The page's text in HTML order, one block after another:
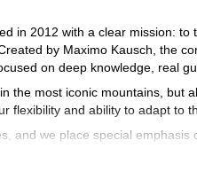
in 2012 with a clear mission:
by Maximo Kausch, the
on deep knowledge, real
the most iconic mountains,
and ability to adapt to
and we place special
strong logistics, leadership,